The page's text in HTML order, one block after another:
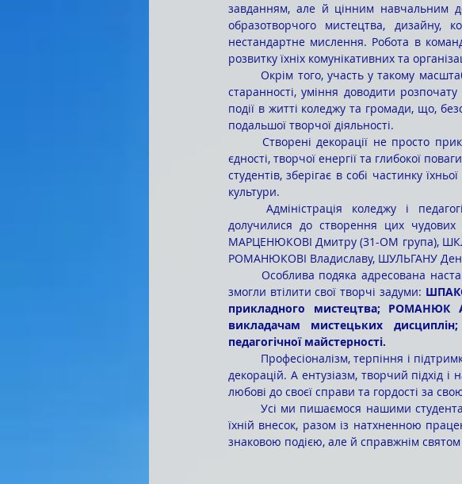
завданням, але й цінним навчальним
образотворчого мистецтва, дизайну,
нестандартне мислення. Робота в
розвитку їхніх комунікативних та
старанності, уміння доводити
події в житті коледжу та громади, що,
подальшої творчої діяльності.
єдності, творчої енергії та глибокої
студентів, зберігає в собі частинку
культури.
долучилися до створення цих
МАРЦЕНЮКОВІ Дмитру (31-ОМ група),
РОМАНЮКОВІ Владиславу, ШУЛЬГАНУ
змогли втілити свої творчі задуми:
прикладного мистецтва; РОМАНЮК
викладачам мистецьких
педагогічної майстерності.
декорацій. А ентузіазм, творчий підхід
любові до своєї справи та гордості за
	Усі ми пишаємося нашими студентами і їхньою здатністю до співпраці та самовіддачі. Віримо, що
їхній внесок, разом із натхненною
знаковою подією, але й справжнім святом